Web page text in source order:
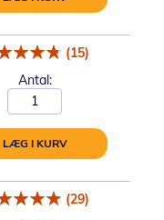
(15)
Antal:
LÆG I KURV
(29)